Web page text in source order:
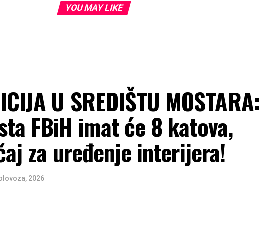
YOU MAY LIKE
U SREDIŠTU MOSTARA:
FBiH imat će 8 katova,
za uređenje interijera!
2026